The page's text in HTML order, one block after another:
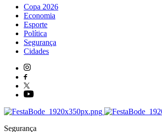
Copa 2026
Economia
Esporte
Política
Segurança
Cidades
Segurança